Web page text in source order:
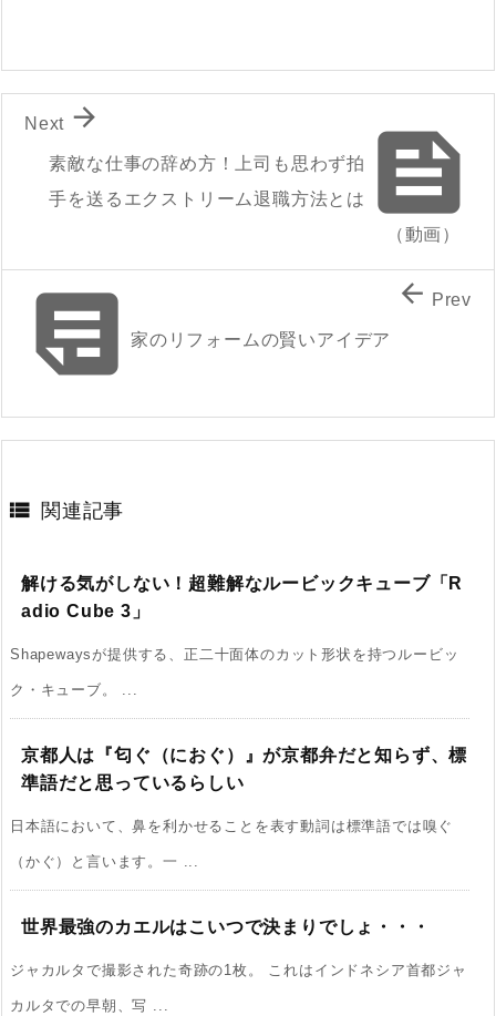

素敵な仕事の辞め方！上司も思わず拍
手を送るエクストリーム退職方法とは
（動画）

Next
家のリフォームの賢いアイデア
 Prev
 関連記事
解ける気がしない！超難解なルービックキューブ「R
adio Cube 3」
Shapewaysが提供する、正二十面体のカット形状を持つルービッ
ク・キューブ。 ...
京都人は『匂ぐ（におぐ）』が京都弁だと知らず、標
準語だと思っているらしい
日本語において、鼻を利かせることを表す動詞は標準語では嗅ぐ
（かぐ）と言います。一 ...
世界最強のカエルはこいつで決まりでしょ・・・
ジャカルタで撮影された奇跡の1枚。 これはインドネシア首都ジャ
カルタでの早朝、写 ...